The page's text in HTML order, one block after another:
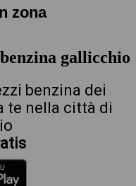
zona
gallicchio
benzina dei
te nella città di